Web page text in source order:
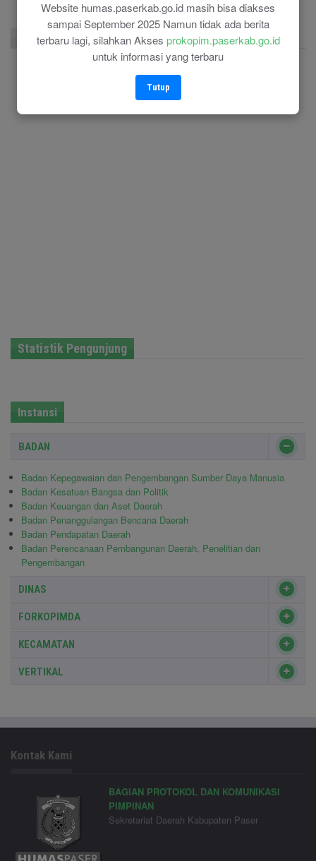
Website humas.paserkab.go.id masih bisa diakses
sampai September 2025 Namun tidak ada berita
terbaru lagi, silahkan Akses prokopim.paserkab.go.id
untuk informasi yang terbaru
Tutup
Facebook Page Twitter Instagram
Statistik Pengunjung
Instansi
BADAN
Badan Kepegawaian dan Pengembangan Sumber Daya Manusia
Badan Kesatuan Bangsa dan Politik
Badan Keuangan dan Aset Daerah
Badan Penanggulangan Bencana Daerah
Badan Pendapatan Daerah
Badan Perencanaan Pembangunan Daerah, Penelitian dan
Pengembangan
DINAS
FORKOPIMDA
KECAMATAN
VERTIKAL
Kontak Kami
BAGIAN PROTOKOL DAN KOMUNIKASI
PIMPINAN
Sekretariat Daerah Kabupaten Paser